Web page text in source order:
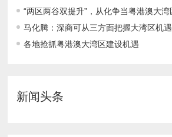
马化腾：深商可从三方面把握大湾区机遇
各地抢抓粤港澳大湾区建设机遇
新闻头条